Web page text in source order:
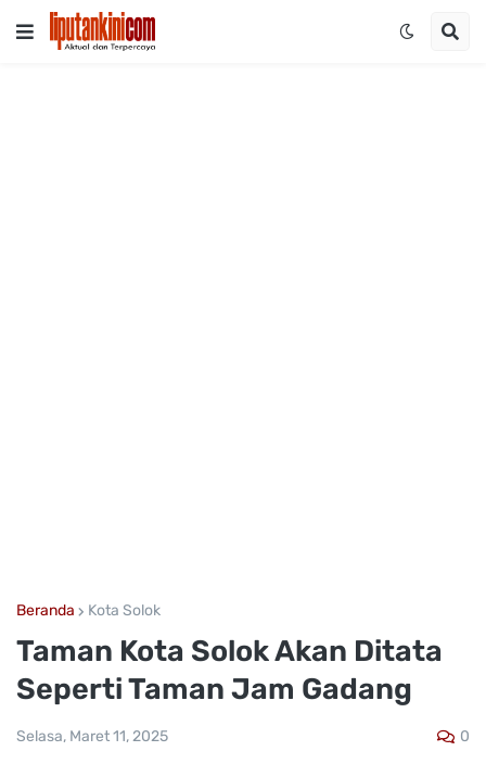
Beranda Kota Solok
Taman Kota Solok Akan Ditata
Seperti Taman Jam Gadang
Selasa, Maret 11, 2025 0